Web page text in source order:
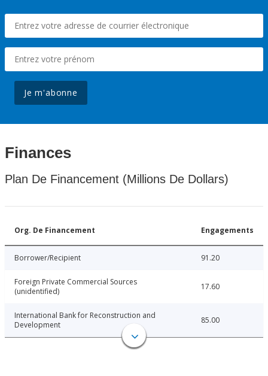
Je m'abonne
Finances
Plan De Financement (Millions De Dollars)
Org. De Financement Engagements
Borrower/Recipient 91.20
Foreign Private Commercial Sources
(unidentified)
17.60
International Bank for Reconstruction and
Development
85.00